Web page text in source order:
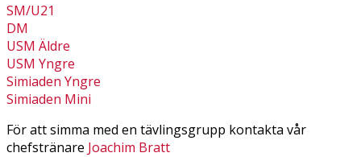
SM/U21
DM
USM Äldre
USM Yngre
Simiaden Yngre
Simiaden Mini
För att simma med en tävlingsgrupp kontakta vår
chefstränare Joachim Bratt